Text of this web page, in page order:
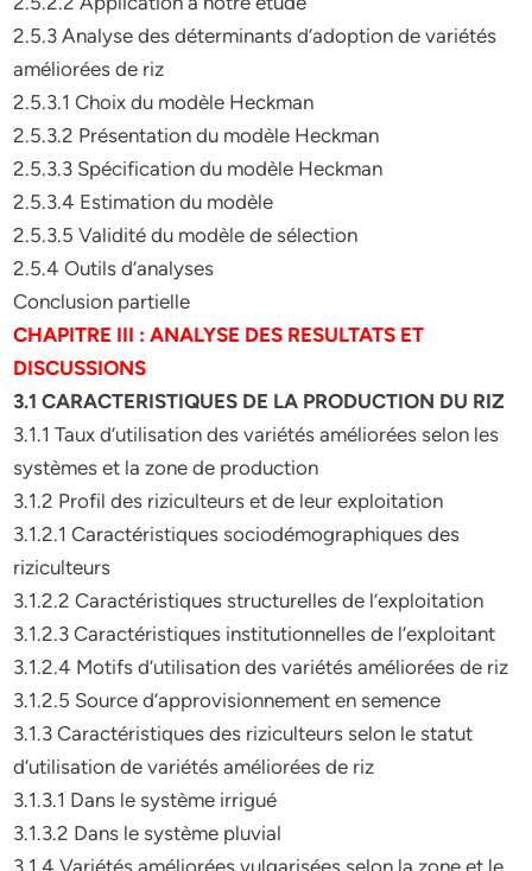
2.5.3 Analyse des déterminants d’adoption de variétés
améliorées de riz
2.5.3.1 Choix du modèle Heckman
2.5.3.2 Présentation du modèle Heckman
2.5.3.3 Spécification du modèle Heckman
2.5.3.4 Estimation du modèle
2.5.3.5 Validité du modèle de sélection
2.5.4 Outils d’analyses
Conclusion partielle
CHAPITRE III : ANALYSE DES RESULTATS ET
DISCUSSIONS
3.1 CARACTERISTIQUES DE LA PRODUCTION DU RIZ
3.1.1 Taux d’utilisation des variétés améliorées selon les
systèmes et la zone de production
3.1.2 Profil des riziculteurs et de leur exploitation
3.1.2.1 Caractéristiques sociodémographiques des
riziculteurs
3.1.2.2 Caractéristiques structurelles de l’exploitation
3.1.2.3 Caractéristiques institutionnelles de l’exploitant
3.1.2.4 Motifs d’utilisation des variétés améliorées de riz
3.1.2.5 Source d’approvisionnement en semence
3.1.3 Caractéristiques des riziculteurs selon le statut
d’utilisation de variétés améliorées de riz
3.1.3.1 Dans le système irrigué
3.1.3.2 Dans le système pluvial
3.1.4 Variétés améliorées vulgarisées selon la zone et le